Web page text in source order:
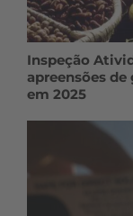
Inspeção
apreensões
em 2025